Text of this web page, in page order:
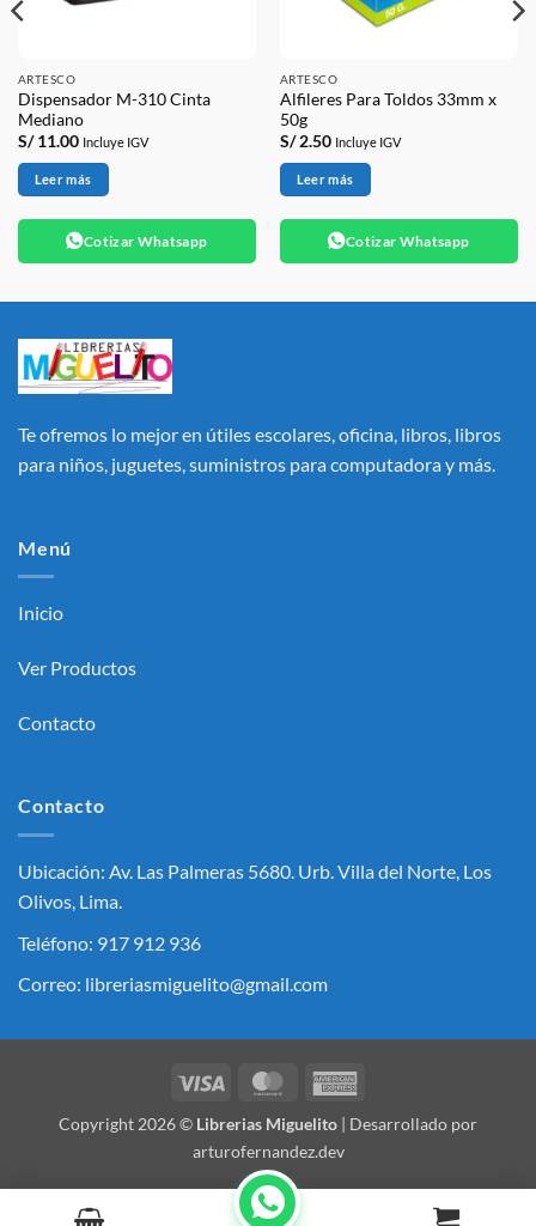
ARTESCO
Dispensador M-310 Cinta
Mediano
S/11.00 Incluye IGV
Leer más
Cotizar Whatsapp
ARTESCO
Alfileres Para Toldos 33mm x
50g
S/2.50 Incluye IGV
Leer más
Cotizar Whatsapp
Te ofremos lo mejor en útiles escolares, oficina, libros, libros
para niños, juguetes, suministros para computadora y más.
Menú
Inicio
Ver Productos
Contacto
Contacto
Ubicación: Av. Las Palmeras 5680. Urb. Villa del Norte, Los
Olivos, Lima.
Teléfono: 917 912 936
Correo: libreriasmiguelito@gmail.com
Visa MasterCard
Copyright 2026 © Librerias Miguelito | Desarrollado por
arturofernandez.dev